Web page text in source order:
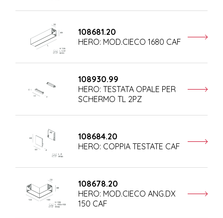
108681.20
HERO: MOD.CIECO 1680 CAF
108930.99
HERO: TESTATA OPALE PER
SCHERMO TL 2PZ
108684.20
HERO: COPPIA TESTATE CAF
108678.20
HERO: MOD.CIECO ANG.DX
150 CAF